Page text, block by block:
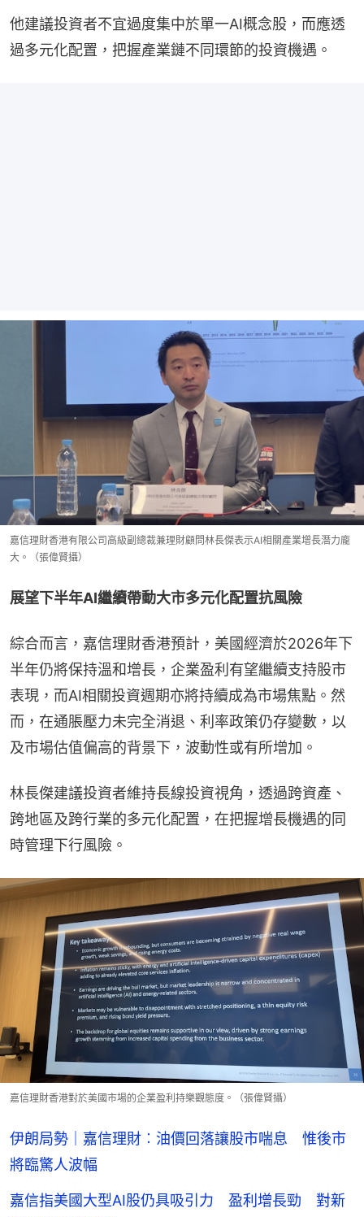
他建議投資者不宜過度集中於單一AI概念股，而應透
過多元化配置，把握產業鏈不同環節的投資機遇。
嘉信理財香港有限公司高級副總裁兼理財顧問林長傑表示AI相關產業增長潛力龐
大。（張偉賢攝）
展望下半年AI繼續帶動大市多元化配置抗風險
綜合而言，嘉信理財香港預計，美國經濟於2026年下
半年仍將保持溫和增長，企業盈利有望繼續支持股市
表現，而AI相關投資週期亦將持續成為市場焦點。然
而，在通脹壓力未完全消退、利率政策仍存變數，以
及市場估值偏高的背景下，波動性或有所增加。
林長傑建議投資者維持長線投資視角，透過跨資產、
跨地區及跨行業的多元化配置，在把握增長機遇的同
時管理下行風險。
嘉信理財香港對於美國市場的企業盈利持樂觀態度。（張偉賢攝）
伊朗局勢｜嘉信理財︰油價回落讓股市喘息 惟後市
將臨驚人波幅
嘉信指美國大型AI股仍具吸引力 盈利增長勁 對新